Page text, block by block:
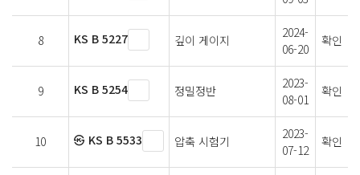
8 KS B 5227 깊이 게이지
2024-
06-20
확인
9 KS B 5254 정밀정반
2023-
08-01
확인
10 ㉿ KS B 5533 압축 시험기
2023-
07-12
확인